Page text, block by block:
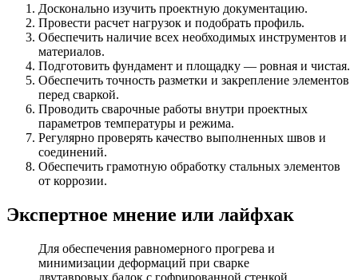
Досконально изучить проектную документацию.
Провести расчет нагрузок и подобрать профиль.
Обеспечить наличие всех необходимых инструментов и
материалов.
Подготовить фундамент и площадку — ровная и чистая.
Обеспечить точность разметки и закрепление элементов
перед сваркой.
Проводить сварочные работы внутри проектных
параметров температуры и режима.
Регулярно проверять качество выполненных швов и
соединений.
Обеспечить грамотную обработку стальных элементов
от коррозии.
Экспертное мнение или лайфхак
Для обеспечения равномерного прогрева и
минимизации деформаций при сварке
двутавровых балок с гофрированной стенкой